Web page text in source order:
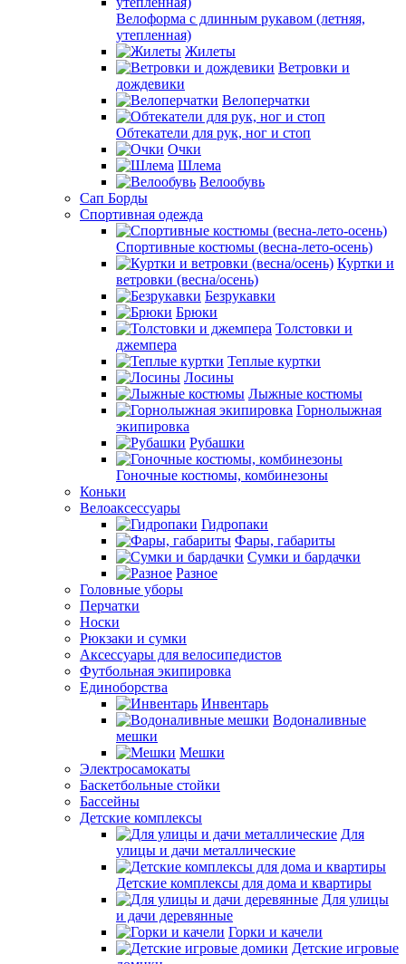
Велоформа с длинным рукавом (летняя,
утепленная)
Жилеты
Ветровки и
дождевики
Велоперчатки
Обтекатели для рук, ног и стоп
Очки
Шлема
Велообувь
Сап Борды
Спортивная одежда
Спортивные костюмы (весна-лето-осень)
Куртки и
ветровки (весна/осень)
Безрукавки
Брюки
Толстовки и
джемпера
Теплые куртки
Лосины
Лыжные костюмы
Горнолыжная
экипировка
Рубашки
Гоночные костюмы, комбинезоны
Коньки
Велоаксессуары
Гидропаки
Фары, габариты
Сумки и бардачки
Разное
Головные уборы
Перчатки
Носки
Рюкзаки и сумки
Аксессуары для велосипедистов
Футбольная экипировка
Единоборства
Инвентарь
Водоналивные
мешки
Мешки
Электросамокаты
Баскетбольные стойки
Бассейны
Детские комплексы
Для
улицы и дачи металлические
Детские комплексы для дома и квартиры
Для улицы
и дачи деревянные
Горки и качели
Детские игровые